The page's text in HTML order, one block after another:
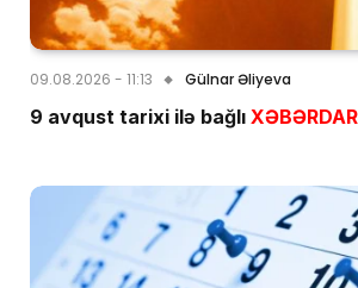
09.08.2026 - 11:13 Gülnar Əliyeva
9 avqust tarixi ilə bağlı